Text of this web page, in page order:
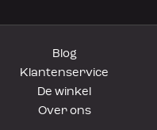
Blog
Klantenservice
De winkel
Over ons